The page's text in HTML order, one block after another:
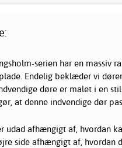
serien har en massiv
Endelig beklæder vi
døre er malet i en
at denne indvendige dør
udad afhængigt af, hvordan
side afhængigt af, hvordan